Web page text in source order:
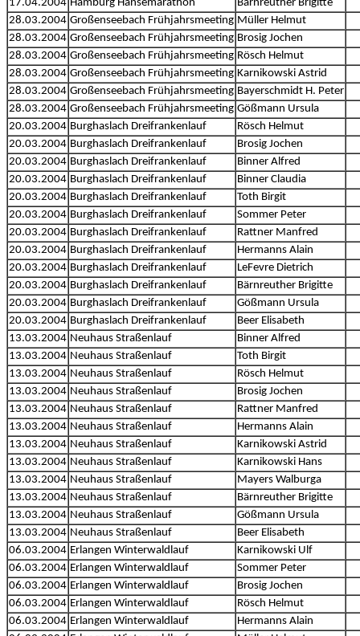
17.04.2004 Hamburg Hansemarathon
Bärnreuther Brigitte
28.03.2004 Großenseebach Frühjahrsmeeting Müller Helmut
28.03.2004 Großenseebach Frühjahrsmeeting Brosig Jochen
28.03.2004 Großenseebach Frühjahrsmeeting Rösch Helmut
28.03.2004 Großenseebach Frühjahrsmeeting Karnikowski Astrid
28.03.2004 Großenseebach Frühjahrsmeeting Bayerschmidt H. Peter
28.03.2004 Großenseebach Frühjahrsmeeting Gößmann Ursula
20.03.2004 Burghaslach Dreifrankenlauf
Rösch Helmut
20.03.2004 Burghaslach Dreifrankenlauf
Brosig Jochen
20.03.2004 Burghaslach Dreifrankenlauf
Binner Alfred
20.03.2004 Burghaslach Dreifrankenlauf
Binner Claudia
20.03.2004 Burghaslach Dreifrankenlauf
Toth Birgit
20.03.2004 Burghaslach Dreifrankenlauf
Sommer Peter
20.03.2004 Burghaslach Dreifrankenlauf
Rattner Manfred
20.03.2004 Burghaslach Dreifrankenlauf
Hermanns Alain
20.03.2004 Burghaslach Dreifrankenlauf
LeFevre Dietrich
20.03.2004 Burghaslach Dreifrankenlauf
Bärnreuther Brigitte
20.03.2004 Burghaslach Dreifrankenlauf
Gößmann Ursula
20.03.2004 Burghaslach Dreifrankenlauf
Beer Elisabeth
13.03.2004 Neuhaus Straßenlauf
Binner Alfred
13.03.2004 Neuhaus Straßenlauf
Toth Birgit
13.03.2004 Neuhaus Straßenlauf
Rösch Helmut
13.03.2004 Neuhaus Straßenlauf
Brosig Jochen
13.03.2004 Neuhaus Straßenlauf
Rattner Manfred
13.03.2004 Neuhaus Straßenlauf
Hermanns Alain
13.03.2004 Neuhaus Straßenlauf
Karnikowski Astrid
13.03.2004 Neuhaus Straßenlauf
Karnikowski Hans
13.03.2004 Neuhaus Straßenlauf
Mayers Walburga
13.03.2004 Neuhaus Straßenlauf
Bärnreuther Brigitte
13.03.2004 Neuhaus Straßenlauf
Gößmann Ursula
13.03.2004 Neuhaus Straßenlauf
Beer Elisabeth
06.03.2004 Erlangen Winterwaldlauf
Karnikowski Ulf
06.03.2004 Erlangen Winterwaldlauf
Sommer Peter
06.03.2004 Erlangen Winterwaldlauf
Brosig Jochen
06.03.2004 Erlangen Winterwaldlauf
Rösch Helmut
06.03.2004 Erlangen Winterwaldlauf
Hermanns Alain